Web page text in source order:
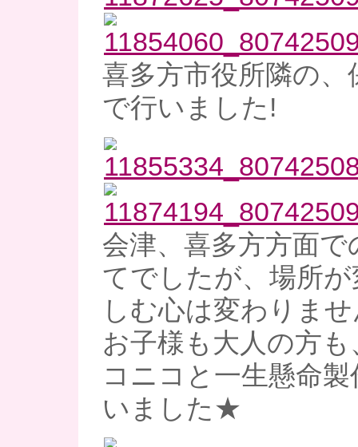
喜多方市役所隣の、
で行いました!
会津、喜多方方面
てでしたが、場所
しむ心は変わりま
お子様も大人の方
コニコと一生懸命
いました★